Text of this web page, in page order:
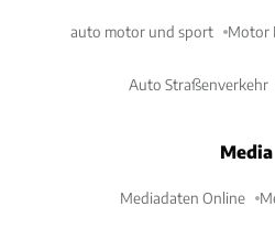
auto motor und sport Motor
Auto Straßenverkehr
Media
Mediadaten Online